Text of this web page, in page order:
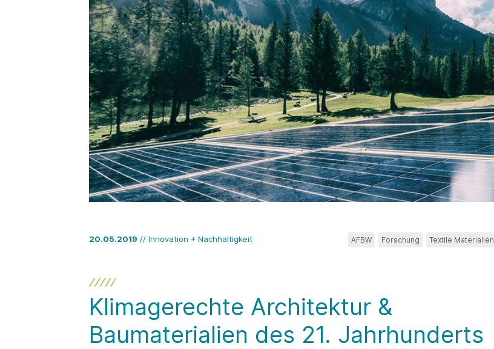
20.05.2019 // Innovation + Nachhaltigkeit AFBW Forschung Textile Materialien
Klimagerechte Architektur &
Baumaterialien des 21. Jahrhunderts